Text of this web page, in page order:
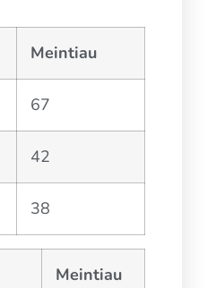
Meintiau
67
42
38
Meintiau